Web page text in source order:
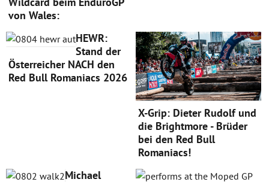
von Wales:
HEWR:
Stand der
Österreicher NACH den
Red Bull Romaniacs 2026
X-Grip: Dieter Rudolf und
die Brightmore - Brüder
bei den Red Bull
Romaniacs!
Michael